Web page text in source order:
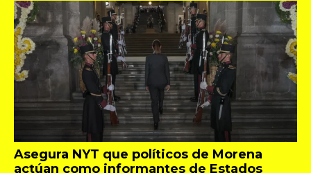
Asegura NYT que políticos de Morena
actúan como informantes de Estados